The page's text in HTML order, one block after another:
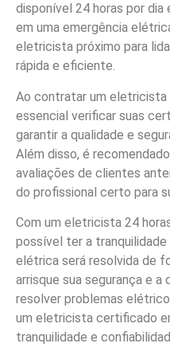
disponível 24 horas por dia
em uma emergência
eletricista próximo para
rápida e eficiente.
Ao contratar um eletricista
essencial verificar suas
garantir a qualidade e
Além disso, é
avaliações de clientes
do profissional certo para
Com um eletricista 24
possível ter a
elétrica será resolvida de
arrisque sua segurança e
resolver problemas
um eletricista certificado
tranquilidade e